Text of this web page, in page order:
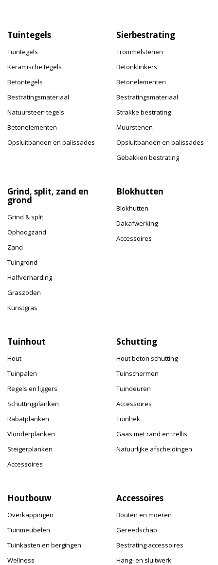
Tuintegels
Tuintegels
Keramische tegels
Betontegels
Bestratingsmateriaal
Natuursteen tegels
Betonelementen
Opsluitbanden en palissades
Sierbestrating
Trommelstenen
Betonklinkers
Betonelementen
Bestratingsmateriaal
Strakke bestrating
Muurstenen
Opsluitbanden en palissades
Gebakken bestrating
Grind, split, zand en
grond
Grind & split
Ophoogzand
Zand
Tuingrond
Halfverharding
Graszoden
Kunstgras
Blokhutten
Blokhutten
Dakafwerking
Accessoires
Tuinhout
Hout
Tuinpalen
Regels en liggers
Schuttingplanken
Rabatplanken
Vlonderplanken
Steigerplanken
Accessoires
Schutting
Hout beton schutting
Tuinschermen
Tuindeuren
Accessoires
Tuinhek
Gaas met rand en trellis
Natuurlijke afscheidingen
Houtbouw
Overkappingen
Tuinmeubelen
Tuinkasten en bergingen
Wellness
Accessoires
Bouten en moeren
Gereedschap
Bestrating accessoires
Hang- en sluitwerk